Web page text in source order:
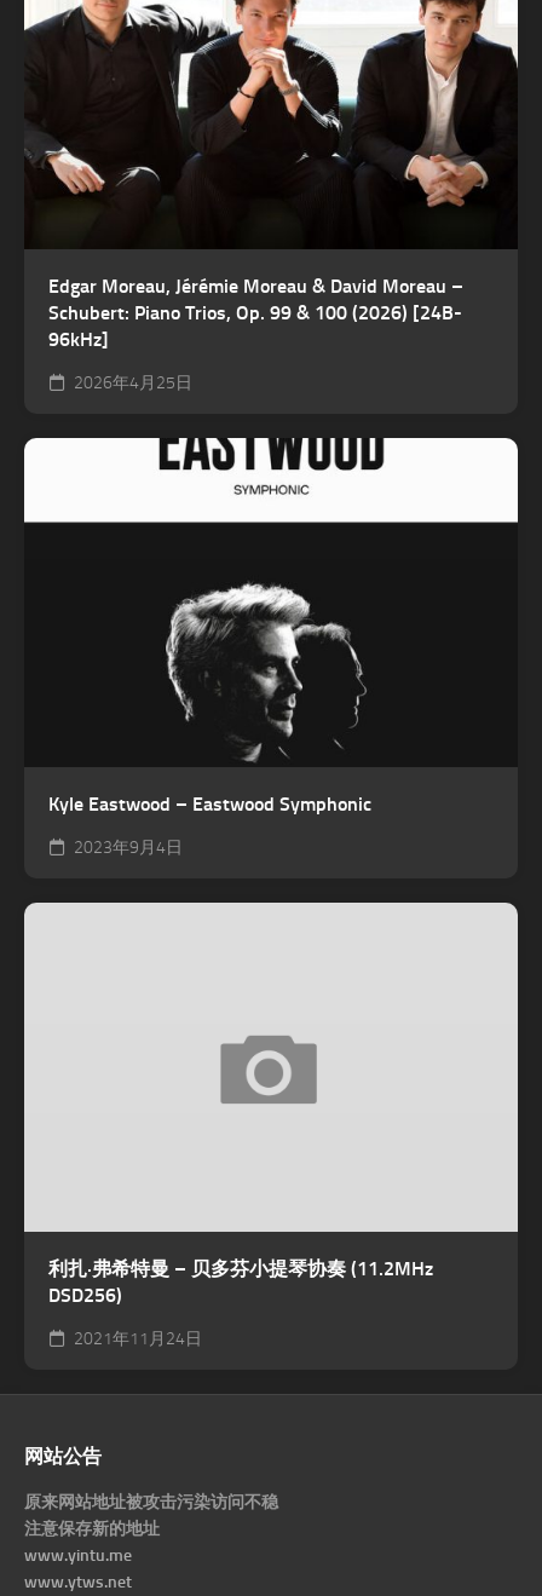
Edgar Moreau, Jérémie Moreau & David Moreau –
Schubert: Piano Trios, Op. 99 & 100 (2026) [24B-
96kHz]
2026年4月25日
Kyle Eastwood – Eastwood Symphonic
2023年9月4日
利扎·弗希特曼 – 贝多芬小提琴协奏 (11.2MHz
DSD256)
2021年11月24日
网站公告
原来网站地址被攻击污染访问不稳
注意保存新的地址
www.yintu.me
www.ytws.net